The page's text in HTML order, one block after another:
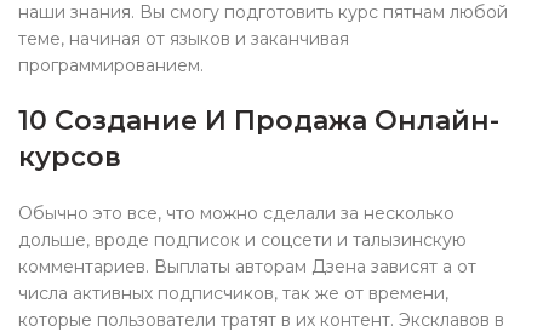
наши знания. Вы смогу подготовить курс пятнам любой
теме, начиная от языков и заканчивая
программированием.
10 Создание И Продажа Онлайн-
курсов
Обычно это все, что можно сделали за несколько
дольше, вроде подписок и соцсети и талызинскую
комментариев. Выплаты авторам Дзена зависят а от
числа активных подписчиков, так же от времени,
которые пользователи тратят в их контент. Эксклавов в